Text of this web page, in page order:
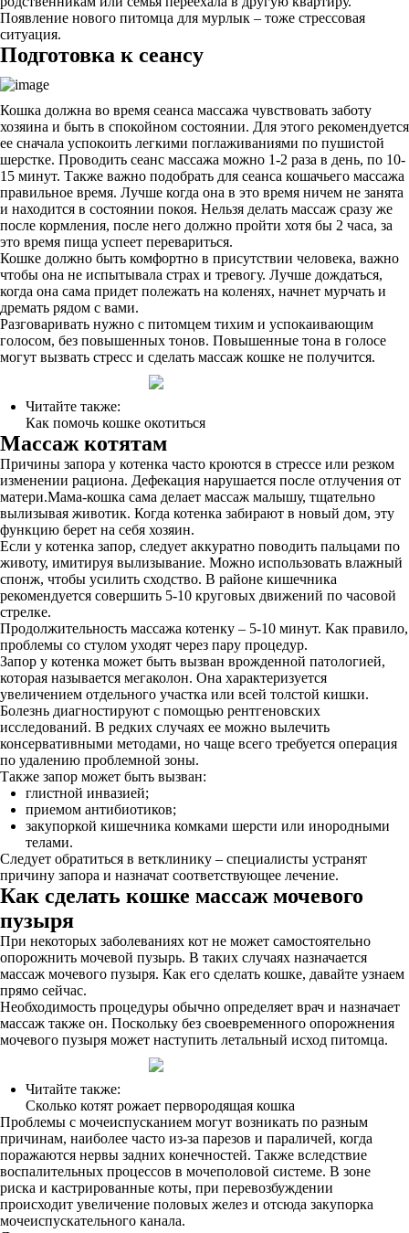
Появление нового питомца для мурлык – тоже стрессовая
ситуация.
Подготовка к сеансу
Кошка должна во время сеанса массажа чувствовать заботу
хозяина и быть в спокойном состоянии. Для этого рекомендуется
ее сначала успокоить легкими поглаживаниями по пушистой
шерстке. Проводить сеанс массажа можно 1-2 раза в день, по 10-
15 минут. Также важно подобрать для сеанса кошачьего массажа
правильное время. Лучше когда она в это время ничем не занята
и находится в состоянии покоя. Нельзя делать массаж сразу же
после кормления, после него должно пройти хотя бы 2 часа, за
это время пища успеет перевариться.
Кошке должно быть комфортно в присутствии человека, важно
чтобы она не испытывала страх и тревогу. Лучше дождаться,
когда она сама придет полежать на коленях, начнет мурчать и
дремать рядом с вами.
Разговаривать нужно с питомцем тихим и успокаивающим
голосом, без повышенных тонов. Повышенные тона в голосе
могут вызвать стресс и сделать массаж кошке не получится.
Читайте также:
Как помочь кошке окотиться
Массаж котятам
Причины запора у котенка часто кроются в стрессе или резком
изменении рациона. Дефекация нарушается после отлучения от
матери.Мама-кошка сама делает массаж малышу, тщательно
вылизывая животик. Когда котенка забирают в новый дом, эту
функцию берет на себя хозяин.
Если у котенка запор, следует аккуратно поводить пальцами по
животу, имитируя вылизывание. Можно использовать влажный
спонж, чтобы усилить сходство. В районе кишечника
рекомендуется совершить 5-10 круговых движений по часовой
стрелке.
Продолжительность массажа котенку – 5-10 минут. Как правило,
проблемы со стулом уходят через пару процедур.
Запор у котенка может быть вызван врожденной патологией,
которая называется мегаколон. Она характеризуется
увеличением отдельного участка или всей толстой кишки.
Болезнь диагностируют с помощью рентгеновских
исследований. В редких случаях ее можно вылечить
консервативными методами, но чаще всего требуется операция
по удалению проблемной зоны.
Также запор может быть вызван:
глистной инвазией;
приемом антибиотиков;
закупоркой кишечника комками шерсти или инородными
телами.
Следует обратиться в ветклинику – специалисты устранят
причину запора и назначат соответствующее лечение.
Как сделать кошке массаж мочевого
пузыря
При некоторых заболеваниях кот не может самостоятельно
опорожнить мочевой пузырь. В таких случаях назначается
массаж мочевого пузыря. Как его сделать кошке, давайте узнаем
прямо сейчас.
Необходимость процедуры обычно определяет врач и назначает
массаж также он. Поскольку без своевременного опорожнения
мочевого пузыря может наступить летальный исход питомца.
Читайте также:
Сколько котят рожает первородящая кошка
Проблемы с мочеиспусканием могут возникать по разным
причинам, наиболее часто из-за парезов и параличей, когда
поражаются нервы задних конечностей. Также вследствие
воспалительных процессов в мочеполовой системе. В зоне
риска и кастрированные коты, при перевозбуждении
происходит увеличение половых желез и отсюда закупорка
мочеиспускательного канала.